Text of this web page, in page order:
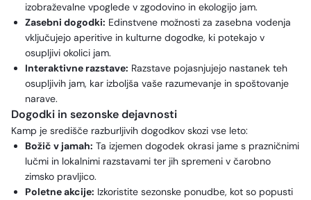
izobraževalne vpoglede v zgodovino in ekologijo jam.
Zasebni dogodki: Edinstvene možnosti za zasebna vodenja
vključujejo aperitive in kulturne dogodke, ki potekajo v
osupljivi okolici jam.
Interaktivne razstave: Razstave pojasnjujejo nastanek teh
osupljivih jam, kar izboljša vaše razumevanje in spoštovanje
narave.
Dogodki in sezonske dejavnosti
Kamp je središče razburljivih dogodkov skozi vse leto:
Božič v jamah: Ta izjemen dogodek okrasi jame s prazničnimi
lučmi in lokalnimi razstavami ter jih spremeni v čarobno
zimsko pravljico.
Poletne akcije: Izkoristite sezonske ponudbe, kot so popusti